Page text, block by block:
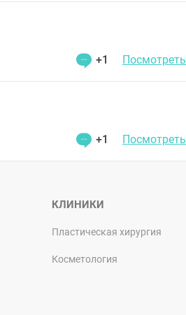
+1 Посмотреть
+1 Посмотреть
КЛИНИКИ
Пластическая хирургия
Косметология